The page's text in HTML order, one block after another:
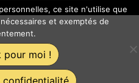
ce site n'utilise que
et exemptés de
pour moi !
confidentialité